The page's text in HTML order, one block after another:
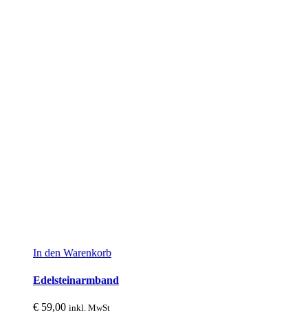
In den Warenkorb
Edelsteinarmband
€ 59,00 inkl. MwSt